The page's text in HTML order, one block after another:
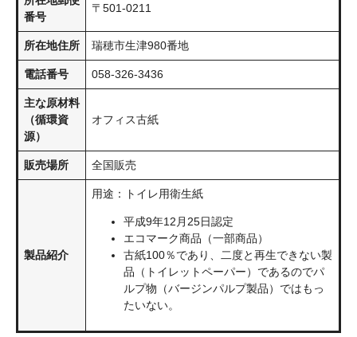
番号
〒501-0211
所在地住所 瑞穂市生津980番地
電話番号 058-326-3436
主な原材料
（循環資
源）
オフィス古紙
販売場所 全国販売
製品紹介
用途：トイレ用衛生紙
平成9年12月25日認定
エコマーク商品（一部商品）
古紙100％であり、二度と再生できない製
品（トイレットペーパー）であるのでパ
ルプ物（バージンパルプ製品）ではもっ
たいない。